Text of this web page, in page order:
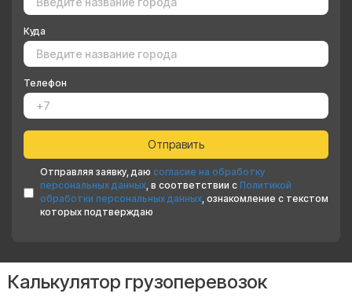
Куда
Телефон
Отправляя заявку, даю согласие на обработку
персональных данных, в соответствии с Политикой
обработки персональных данных, ознакомление с текстом
которых подтверждаю
Калькулятор грузоперевозок